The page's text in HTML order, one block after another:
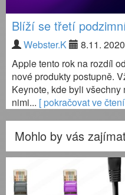
Blíží se třetí
Webster.K 8.11. 2020
Apple tento rok na rozdíl
nové produkty postupně.
Keynote, kde byli
nimi... [ pokračovat ve
Mohlo by vás zajímat